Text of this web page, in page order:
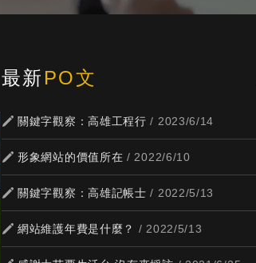
最新 PO文
關鍵字觀察：高雄工程行 / 2023/6/14
形象網站的價值所在 / 2022/6/10
關鍵字觀察：高雄記帳士 / 2022/5/13
網站維護年費是什麼？ / 2022/5/13